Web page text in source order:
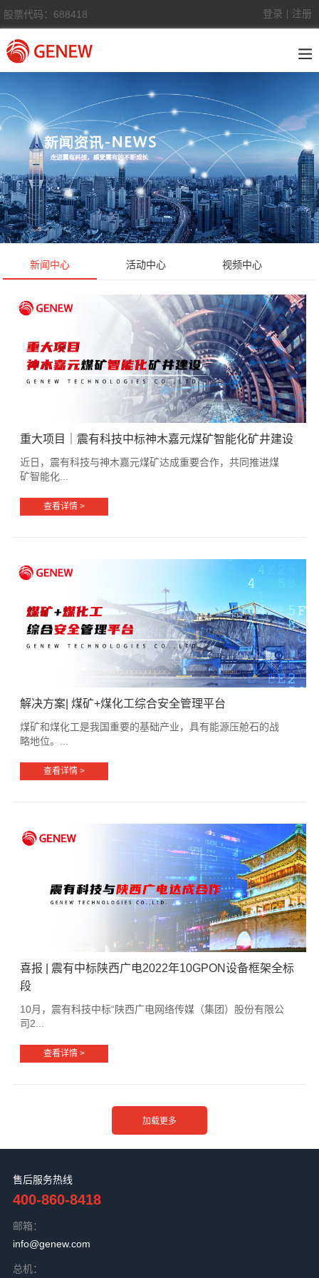
股票代码：688418 登录 注册
新闻中心 活动中心 视频中心
重大项目｜震有科技中标神木嘉元煤矿智能化矿井建设
近日，震有科技与神木嘉元煤矿达成重要合作，共同推进煤
矿智能化...
查看详情 >
解决方案| 煤矿+煤化工综合安全管理平台
煤矿和煤化工是我国重要的基础产业，具有能源压舱石的战
略地位。...
查看详情 >
喜报 | 震有中标陕西广电2022年10GPON设备框架全标
段
10月，震有科技中标“陕西广电网络传媒（集团）股份有限公
司2...
查看详情 >
售后服务热线
400-860-8418
邮箱：
info@genew.com
总机：